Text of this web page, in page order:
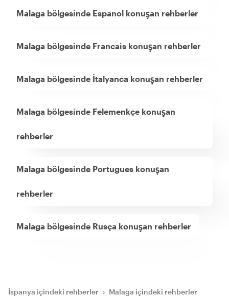
Malaga bölgesinde Espanol konuşan rehberler
Malaga bölgesinde Francais konuşan rehberler
Malaga bölgesinde İtalyanca konuşan rehberler
Malaga bölgesinde Felemenkçe konuşan
rehberler
Malaga bölgesinde Portugues konuşan
rehberler
Malaga bölgesinde Rusça konuşan rehberler
İspanya içindeki rehberler › Malaga içindeki rehberler